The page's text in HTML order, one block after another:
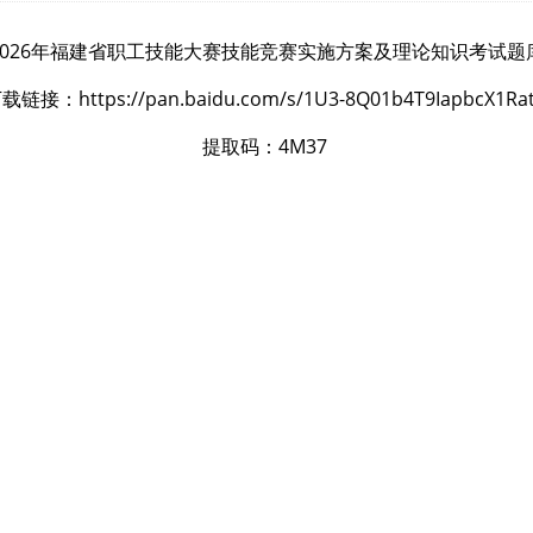
年福建省职工技能大赛技能竞赛实施方案及理论知识考试题
链接：https://pan.baidu.com/s/1U3-
提取码：4M37